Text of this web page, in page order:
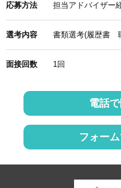
応募方法 担当アドバイザー
選考内容 書類選考(履歴
面接回数 1回
電話
フォー